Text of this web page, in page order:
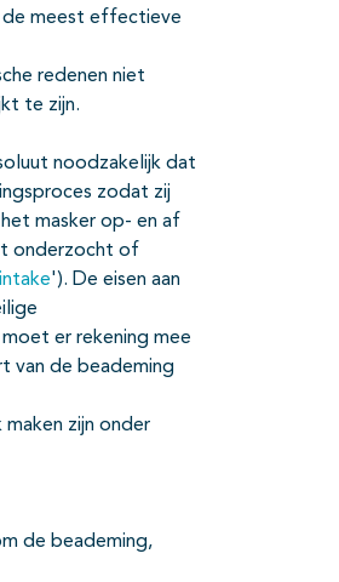
meest effectieve
redenen niet
te zijn.
noodzakelijk dat
zodat zij
masker op- en af
onderzocht of
'). De eisen aan
er rekening mee
van de beademing
zijn onder
de beademing,